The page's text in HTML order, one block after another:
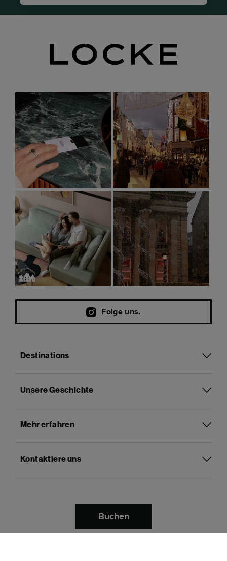
Folge uns.
Destinations
Unsere Geschichte
Mehr erfahren
Kontaktiere uns
Sprache:Deutsch
Buchen